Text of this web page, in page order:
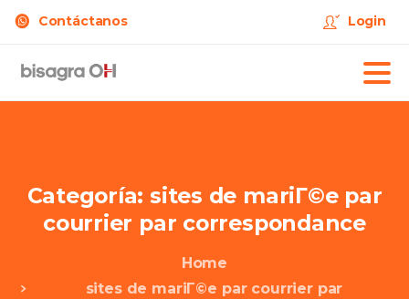
Contáctanos Login
Categoría: sites de mariГ©e par
courrier par correspondance
Home
sites de mariГ©e par courrier par